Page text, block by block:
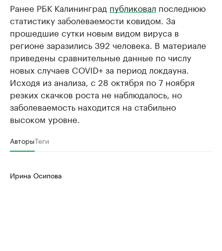
Ранее РБК Калининград публиковал последнюю
статистику заболеваемости ковидом. За
прошедшие сутки новым видом вируса в
регионе заразились 392 человека. В материале
приведены сравнительные данные по числу
новых случаев COVID+ за период локдауна.
Исходя из анализа, с 28 октября по 7 ноября
резких скачков роста не наблюдалось, но
заболеваемость находится на стабильно
высоком уровне.
АвторыТеги
Ирина Осипова